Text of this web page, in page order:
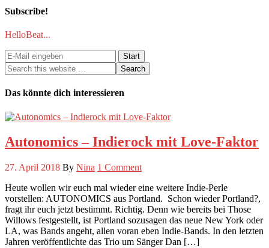
Subscribe!
HelloBeat...
Das könnte dich interessieren
Autonomics – Indierock mit Love-Faktor
27. April 2018 By Nina 1 Comment
Heute wollen wir euch mal wieder eine weitere Indie-Perle
vorstellen: AUTONOMICS aus Portland. Schon wieder Portland?,
fragt ihr euch jetzt bestimmt. Richtig. Denn wie bereits bei Those
Willows festgestellt, ist Portland sozusagen das neue New York oder
LA, was Bands angeht, allen voran eben Indie-Bands. In den letzten
Jahren veröffentlichte das Trio um Sänger Dan […]